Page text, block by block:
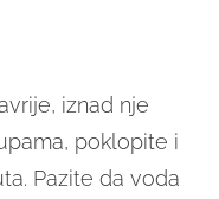
iznad nje
poklopite i
Pazite da voda